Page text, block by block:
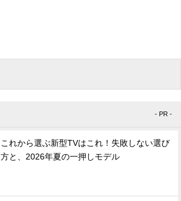
- PR -
これから選ぶ新型TVはこれ！失敗しない選び
方と、2026年夏の一押しモデル